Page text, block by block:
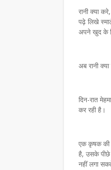
रानी क्या
पढ़े लिखे
अपने खुद के
अब रानी
दिन-रात
कर रही है।
एक कृषक की
है, उसके पीछे
नहीं लगा